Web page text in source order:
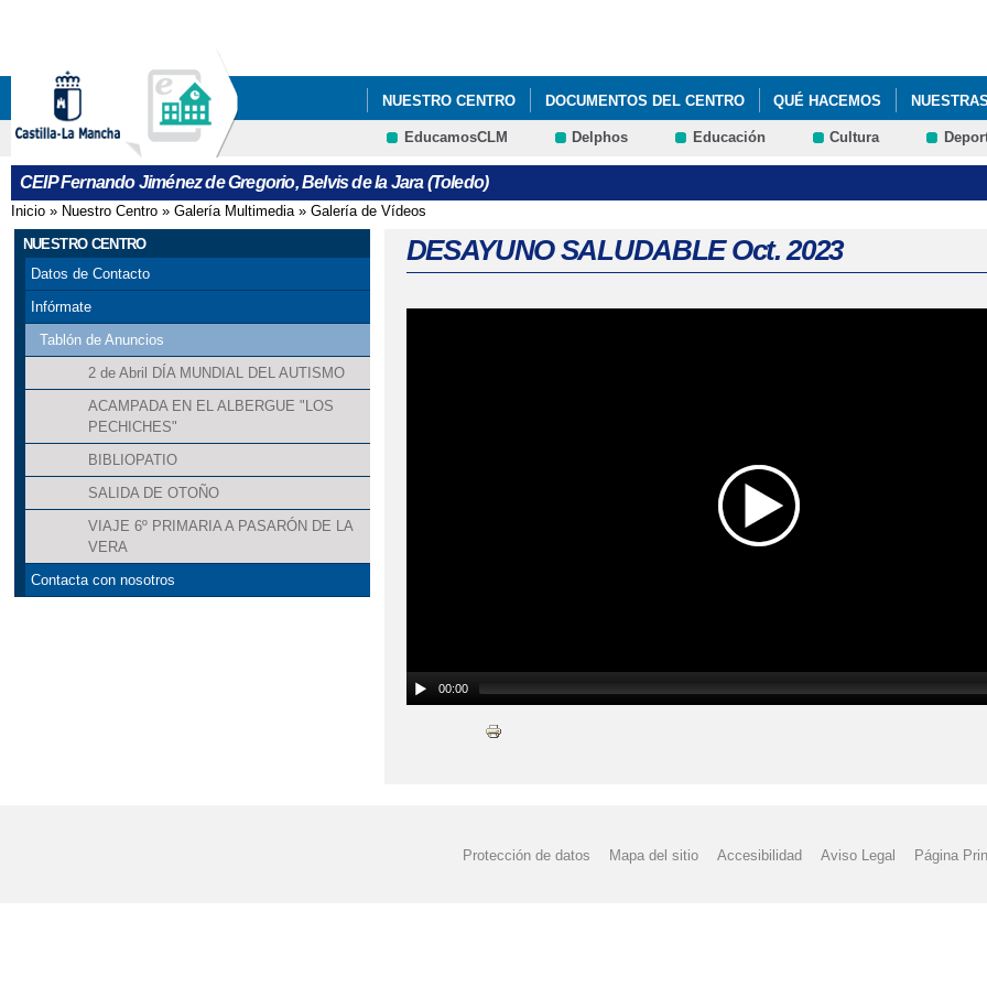
NUESTRO CENTRO DOCUMENTOS DEL CENTRO QUÉ HACEMOS
NUESTRAS ACTIVIDADES 2023/2024 NUESTRAS ACTIVIDADES 2022/2023
EducamosCLM Delphos Educación Cultura
CEIP Fernando Jiménez de Gregorio, Belvis de la Jara (Toledo)
Se encuentra usted aquí
Inicio » Nuestro Centro » Galería Multimedia» Galería de Vídeos
NUESTRO CENTRO
Datos de Contacto
Infórmate
Tablón de Anuncios
2 de Abril DÍA MUNDIAL DEL AUTISMO
ACAMPADA EN EL ALBERGUE "LOS
PECHICHES"
BIBLIOPATIO
SALIDA DE OTOÑO
VIAJE 6º PRIMARIA A PASARÓN DE LA
VERA
Contacta con nosotros
DESAYUNO SALUDABLE Oct. 2023
00:00
Protección de datos Mapa del sitio Accesibilidad Aviso Legal Página